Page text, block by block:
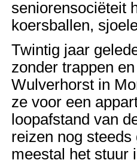
seniorensociëteit
koersballen,
Twintig jaar
zonder trappen
Wulverhorst in
ze voor een
loopafstand van
reizen nog
meestal het stuur